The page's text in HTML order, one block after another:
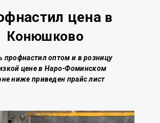
цена в
Конюшково
профнастил оптом и в розницу
ценев Наро-Фоминском
ниже приведен прайс лист